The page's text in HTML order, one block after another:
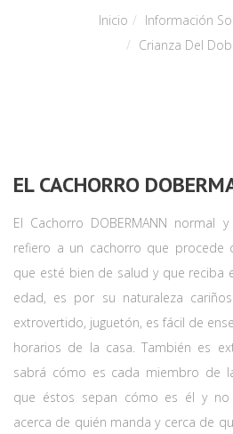
Inicio
Información
Crianza Del
EL CACHORRO
El Cachorro DOBERMANN normal
refiero a un cachorro que procede
que esté bien de salud y que
edad, es por su naturaleza
extrovertido, juguetón, es fácil de
horarios de la casa. También es
sabrá cómo es cada miembro de
que éstos sepan cómo es él y
acerca de quién manda y cerca de